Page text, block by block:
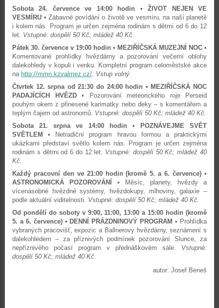
Sobota 24. července ve 14:00 hodin • ŽIVOT NEJEN VE
VESMÍRU • Zábavné povídání o životě ve vesmíru, na naší planetě
i kolem nás. Program je určen zejména rodinám s dětmi od 6 do 12
let. Vstupné: dospělí 50 Kč; mládež 40 Kč.
Pátek 30. července v 19:00 hodin • MEZIŘÍČSKÁ MUZEJNÍ NOC •
Komentované prohlídky hvězdárny a pozorování večerní oblohy
dalekohledy v kopuli i venku. Kompletní program celoměstské akce
na http://mmn.kzvalmez.cz/. Vstup volný.
Čtvrtek 12. srpna od 21:30 do 24:00 hodin • MEZIŘÍČSKÁ NOC
PADAJÍCÍCH HVĚZD• Pozorování meteorického roje Perseid
pouhým okem z přinesené karimatky nebo deky – s komentářem a
teplým čajem od astronomů. Vstupné: dospělí 50 Kč; mládež 40 Kč.
Sobota 21. srpna ve 14:00 hodin • POZNÁVEJME SVĚT
SVĚTLEM
• Netradiční program hravou formou a praktickými
ukázkami představí světlo kolem nás. Program je určen zejména
rodinám s dětmi od 6 do 12 let. Vstupné: dospělí 50 Kč; mládež 40
Kč.
Každý pracovní den ve 21:00 hodin (kromě 5. a 6. července) •
ASTRONOMICKÁ POZOROVÁNÍ
• Měsíc, planety, hvězdy a
vícenásobné hvězdné systémy, hvězdokupy, mlhoviny, galaxie –
podle aktuální viditelnosti. Vstupné: dospělí 50 Kč; mládež 40 Kč.
Od pondělí do soboty v 9:00, 11:00, 13:00 a 15:00 hodin (kromě
5. a 6. července) • DENNÍ PRÁZDNINOVÝ PROGRAM• Prohlídka
vybraných pracovišť, expozic a Ballnerovy hvězdárny, seznámení s
dalekohledem – za příznivých podmínek pozorování Slunce, za
nepříznivého počasí program v přednáškovém sále. Vstupné:
dospělí 50 Kč; mládež 40 Kč.
autor: Josef Beneš